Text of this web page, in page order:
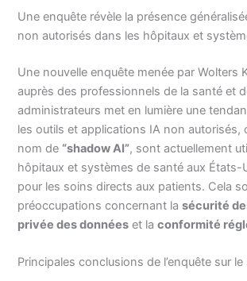
Une enquête révèle la présence
non autorisés dans les hôpitaux et
Une nouvelle enquête menée par Wolters
auprès des professionnels de la santé et
administrateurs met en lumière une
les outils et applications IA non autorisés,
nom de “shadow AI”, sont actuellement
hôpitaux et systèmes de santé aux États-
pour les soins directs aux patients. Cela
préoccupations concernant lasécurité
privée des données et laconformité
Principales conclusions de l’enquête sur